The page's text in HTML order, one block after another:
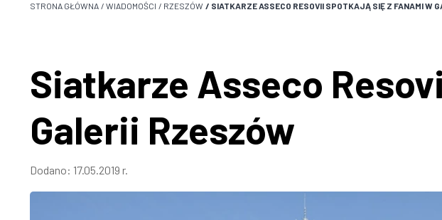
STRONA GŁÓWNA / WIADOMOŚCI / RZESZÓW / SIATKARZE ASSECO RESOVII SPOTKAJĄ SIĘ Z FANAMI W
Siatkarze Asseco
Galerii Rzeszów
Dodano: 17.05.2019 r.